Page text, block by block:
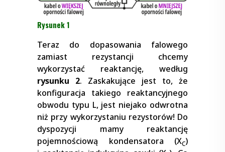
Rysunek 1
Teraz do dopasowania falowego
zamiast rezystancji chcemy
wykorzystać reaktancję, według
rysunku 2. Zaskakujące jest to, że
konfiguracja takiego reaktancyjnego
obwodu typu L, jest niejako odwrotna
niż przy wykorzystaniu rezystorów! Do
dyspozycji mamy reaktancję
pojemnościową kondensatora (XC)